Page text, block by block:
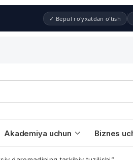
✓ Bepul ro'yxatdan o'tish
Akademiya uchun Biznes